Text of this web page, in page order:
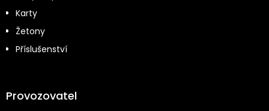
Karty
Žetony
Příslušenství
Provozovatel